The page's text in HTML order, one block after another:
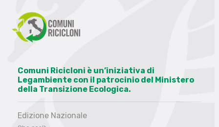
Comuni Ricicloni è un’iniziativa di
Legambiente con il patrocinio del Ministero
della Transizione Ecologica.
Edizione Nazionale